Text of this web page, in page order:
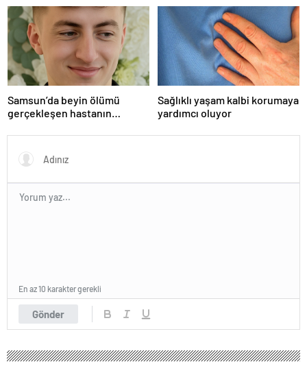
Samsun’da beyin ölümü
gerçekleşen hastanın
Sağlıklı yaşam kalbi korumaya
yardımcı oluyor
Gönder
En az 10 karakter gerekli